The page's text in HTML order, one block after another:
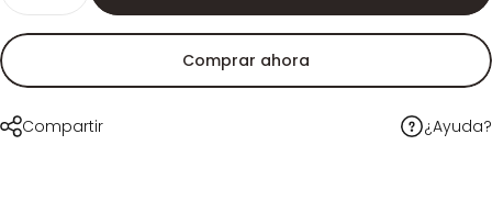
Comprar ahora
Compartir ¿Ayuda?